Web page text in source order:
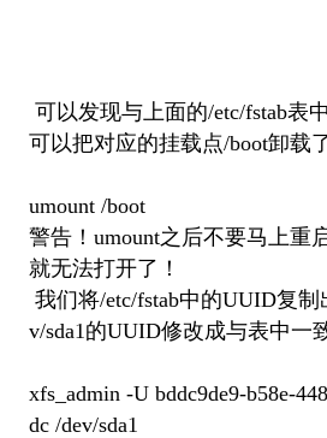
可以发现与上面的/etc/fstab表
可以把对应的挂载点/boot卸载
umount /boot
警告！umount之后不要马上重
就无法打开了！
我们将/etc/fstab中的UUID复
v/sda1的UUID修改成与表中一
xfs_admin -U bddc9de9-b58e-
dc /dev/sda1